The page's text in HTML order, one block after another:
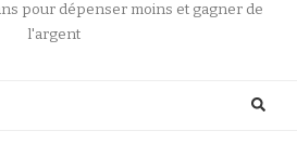
pour dépenser moins et gagner de
l'argent